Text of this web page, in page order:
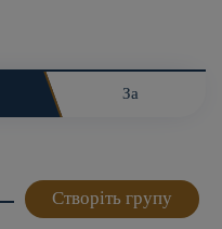
За
Створіть групу